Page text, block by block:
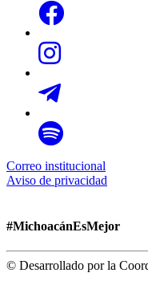
Correo institucional
Aviso de privacidad
#MichoacánEsMejor
© Desarrollado por la